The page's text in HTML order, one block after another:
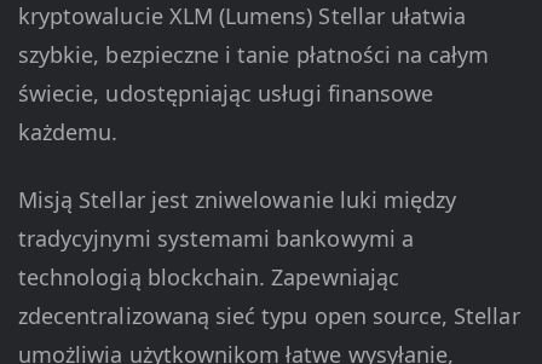
kryptowalucie XLM (Lumens) Stellar ułatwia
szybkie, bezpieczne i tanie płatności na całym
świecie, udostępniając usługi finansowe
każdemu.
Misją Stellar jest zniwelowanie luki między
tradycyjnymi systemami bankowymi a
technologią blockchain. Zapewniając
zdecentralizowaną sieć typu open source, Stellar
umożliwia użytkownikom łatwe wysyłanie,